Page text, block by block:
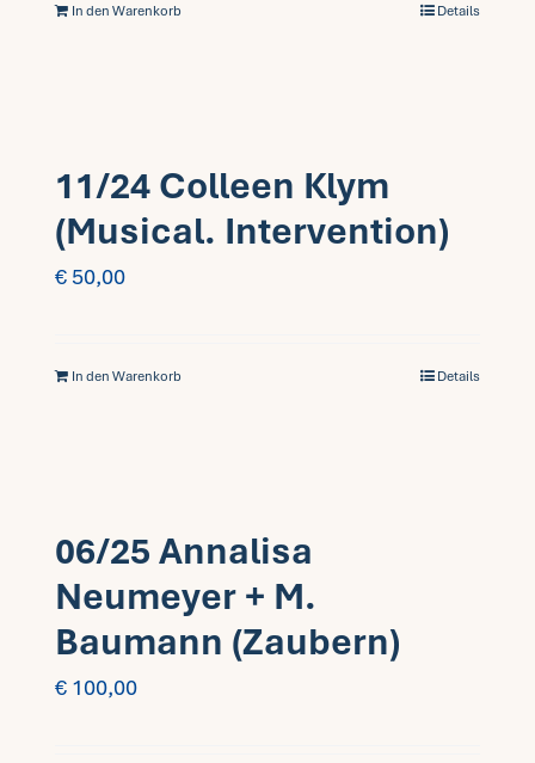
In den Warenkorb Details
11/24 Colleen Klym
(Musical. Intervention)
€ 50,00
In den Warenkorb Details
06/25 Annalisa
Neumeyer + M.
Baumann (Zaubern)
€ 100,00